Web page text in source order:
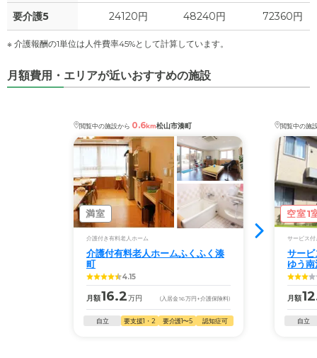
要介護5 24120円 48240円 72360円
※ 介護報酬の1単位は人件費率45%として計算しています。
月額費用・エリアが近いおすすめの施設
閲覧中の施設から 0.6km松山市湊町
満室
介護付き有料老人ホーム
介護付有料老人ホームふくふく湊
町
4.15
月額16.2万円 (入居金16万円 +介護保険料)
自立 要支援1・2 要介護1〜5 認知症可
閲覧中の施
空室1
サービス付
サー
ゆう南
月額
自立